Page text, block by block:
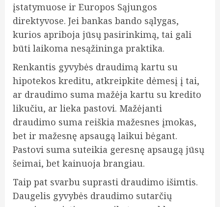
įstatymuose ir Europos Sąjungos
direktyvose. Jei bankas bando sąlygas,
kurios apriboja jūsų pasirinkimą, tai gali
būti laikoma nesąžininga praktika.
Renkantis gyvybės draudimą kartu su
hipotekos kreditu, atkreipkite dėmesį į tai,
ar draudimo suma mažėja kartu su kredito
likučiu, ar lieka pastovi. Mažėjanti
draudimo suma reiškia mažesnes įmokas,
bet ir mažesnę apsaugą laikui bėgant.
Pastovi suma suteikia geresnę apsaugą jūsų
šeimai, bet kainuoja brangiau.
Taip pat svarbu suprasti draudimo išimtis.
Daugelis gyvybės draudimo sutarčių